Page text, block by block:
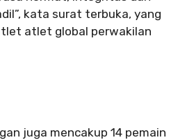
kata surat terbuka, yang
atlet global perwakilan
juga mencakup 14 pemain